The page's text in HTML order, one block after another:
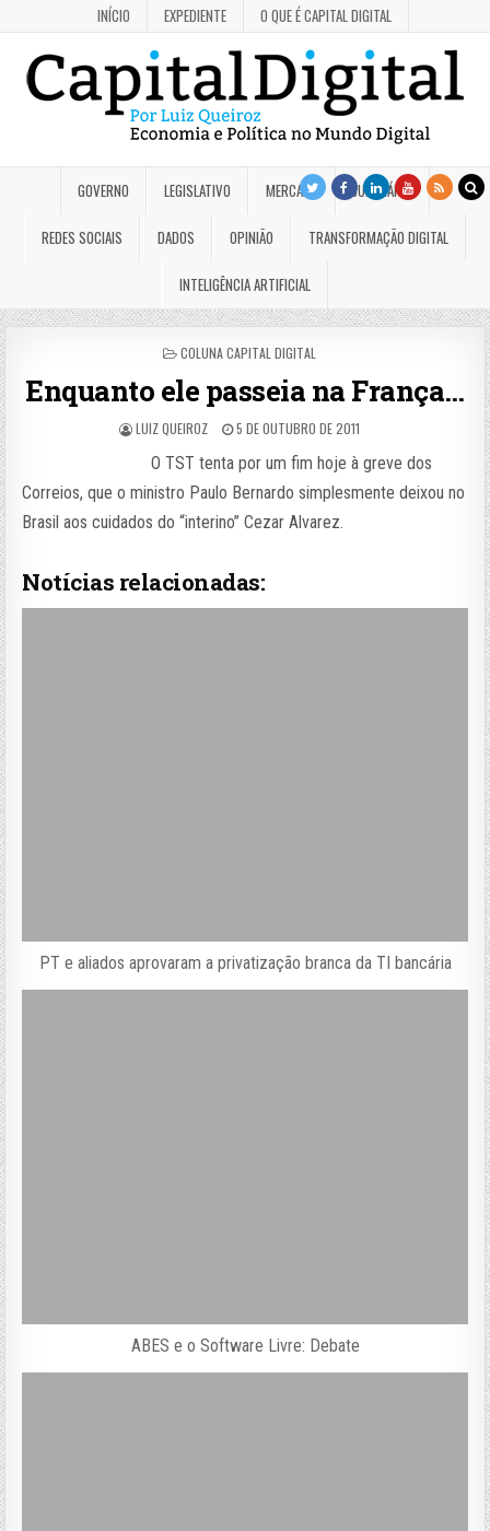
INÍCIO EXPEDIENTE O QUE É CAPITAL DIGITAL
GOVERNO LEGISLATIVO MERCADO JUDICIÁRIO
REDES SOCIAIS DADOS OPINIÃO TRANSFORMAÇÃO DIGITAL
INTELIGÊNCIA ARTIFICIAL
POSTED
COLUNA CAPITAL DIGITAL
Enquanto ele passeia na França…
LUIZ QUEIROZ 5 DE OUTUBRO DE 2011
O TST tenta por um fim hoje à greve dos
Correios, que o ministro Paulo Bernardo simplesmente deixou no
Brasil aos cuidados do “interino” Cezar Alvarez.
Notícias relacionadas:
PT e aliados aprovaram a privatização branca da TI bancária
ABES e o Software Livre: Debate